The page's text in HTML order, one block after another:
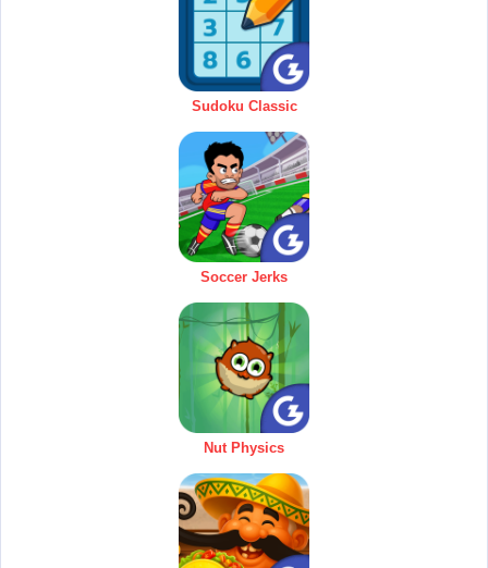
Sudoku Classic
Soccer Jerks
Nut Physics